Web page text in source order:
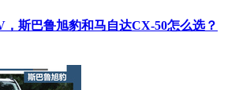
，斯巴鲁旭豹和马自达CX-50怎么选？